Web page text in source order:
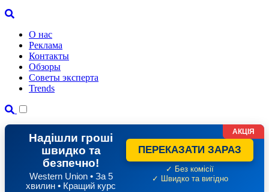
О нас
Реклама
Контакты
Обзоры
Советы эксперта
Trends
Надішли гроші
швидко та
безпечно!
Western Union • За 5
хвилин • Кращий курс
ПЕРЕКАЗАТИ ЗАРАЗ
✓ Без комісії
✓ Швидко та вигідно
АКЦІЯ